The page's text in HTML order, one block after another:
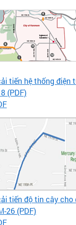
tiến hệ thống điện
(PDF)
tiến độ tin cậy cho
26 (PDF)